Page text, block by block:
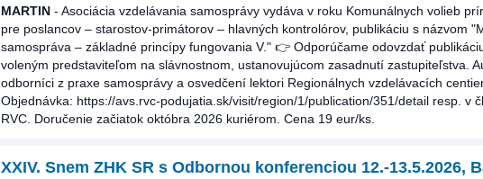
MARTIN - Asociácia vzdelávania samosprávy vydáva v roku Komunálnych volieb
pre poslancov – starostov-primátorov – hlavných kontrolórov, publikáciu s názvom
samospráva – základné princípy fungovania V." 👉 Odporúčame odovzdať
voleným predstaviteľom na slávnostnom, ustanovujúcom zasadnutí zastupiteľstva.
odborníci z praxe samosprávy a osvedčení lektori Regionálnych vzdelávacích
Objednávka: https://avs.rvc-podujatia.sk/visit/region/1/publication/351/detail resp. v
RVC. Doručenie začiatok októbra 2026 kuriérom. Cena 19 eur/ks.
XXIV. Snem ZHK SR s Odbornou konferenciou 12.-13.5.2026,